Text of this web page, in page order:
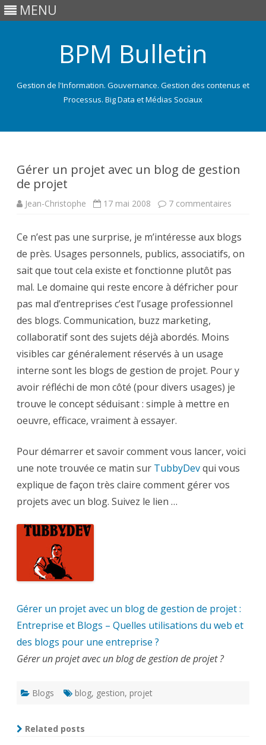
MENU
BPM Bulletin
Gestion de l'Information. Gouvernance. Gestion des contenus et
Processus. Big Data et Médias Sociaux
Gérer un projet avec un blog de gestion
de projet
Jean-Christophe 17 mai 2008 7 commentaires
avec
un
blog
de
projet
Ce n’est pas une surprise, je m’intéresse aux blogs
de près. Usages personnels, publics, associatifs, on
sait que tout cela existe et fonctionne plutôt pas
mal. Le domaine qui reste encore à défricher pour
pas mal d’entreprises c’est l’usage professionnel
des blogs. Communication, buzz marketing,
collaboratif sont des sujets déjà abordés. Moins
visibles car généralement réservés à un usage
interne sont les blogs de gestion de projet. Pour y
avoir réfléchi de mon côté (pour divers usages) je
trouve le concept séduisant : simple à mettre en
oeuvre, efficace, vraiment à essayer.
Pour démarrer et savoir comment vous lancer, voici
une note trouvée ce matin sur TubbyDevqui vous
explique de façon très claire comment gérer vos
projets avec un blog. Suivez le lien …
Gérer un projet avec un blog de gestion de projet :
Entreprise et Blogs – Quelles utilisations du web et
des blogs pour une entreprise ?
Gérer un projet avec un blog de gestion de projet ?
Blogs blog, gestion, projet
Related posts